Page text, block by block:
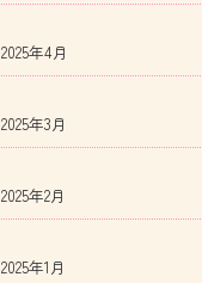
2025年4月
2025年3月
2025年2月
2025年1月